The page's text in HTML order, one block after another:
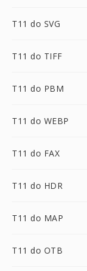
T11 do SVG
T11 do TIFF
T11 do PBM
T11 do WEBP
T11 do FAX
T11 do HDR
T11 do MAP
T11 do OTB